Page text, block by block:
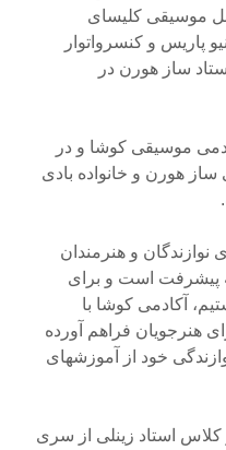
موسیقی کلیسای
پاریس و کنسرواتوار
روژ می باشد؛ همچنین به مدت دو سال از سال ۱۹۹۵ تا ۱۹۹۷ استاد ساز هورن در
یک هفته در آکادمی موسیقی کوشا و در
هورن و خانواده بادی
و هنرمندان
پیشرفت است و برای
آکادمی کوشا با
هنرجویان فراهم آورده
خود از آموزشهای
استاد زینلی از سری